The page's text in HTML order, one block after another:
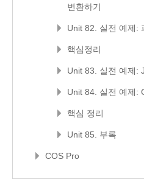
변환하기
Unit 82. 실전 예제:
핵심정리
Unit 83. 실전 예제:
Unit 84. 실전 예제:
핵심 정리
Unit 85. 부록
COS Pro